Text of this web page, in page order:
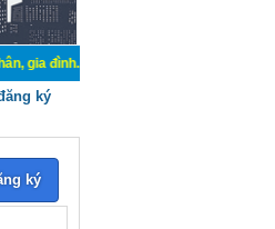
Mua bán, ký gửi, cho thuê thiết bị hệ
ký
ký